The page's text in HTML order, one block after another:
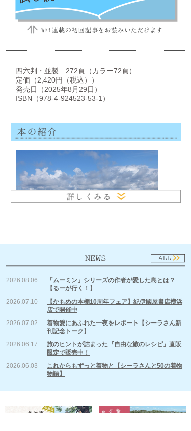
四六判・並製 272頁（カラー72頁）
定価（2,420円（税込））
発売日（2025年8月29日）
ISBN（978-4-924523-53-1）
「ム
ーミン」シリーズの生みの親であり、芸術家でも
あるトーベ・ヤンソン。彼女が26年間、ほぼ毎年
の夏を過ごした場所は、フィンランド湾に浮かぶ
小さな島クルーヴハルだった。今なお水も電気も
ないその島に滞在した忘れがたい日々と、トーベ
い出――。自然体で生きたトーベの面影を追いか
けて、この二つの記憶を重ねるように綴られる旅
のエッセイ。アトリエや幼少期を過ごした家、ム
ーミン美術館など、トーベゆかりのスポットも収
録。ムーミンを愛する人はもちろん、トーベ・ヤ
ンソンに魅せられた全ての人に贈る1冊。
2026.08.06
「ムーミン」シリーズの作者が愛した島とは？
【るーが行く！】
2026.07.10
【かもめの本棚10周年フェア】紀伊國屋書店横浜
店で開催中
2026.07.02
着物愛にあふれた一夜をレポート【シーラさん新
刊記念トーク】
2026.06.17
旅のヒントが詰まった『自由な旅のレシピ』直販
限定で販売中！
2026.06.03
これからもずっと着物と【シーラさんと50の着物
物語】